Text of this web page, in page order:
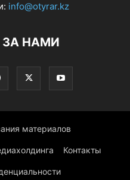
info@otyrar.kz
ЗА НАМИ
материалов
Контакты